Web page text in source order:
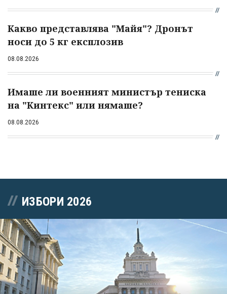
Какво представлява "Майя"? Дронът
носи до 5 кг експлозив
08.08.2026
Имаше ли военният министър тениска
на "Кинтекс" или нямаше?
08.08.2026
ИЗБОРИ 2026